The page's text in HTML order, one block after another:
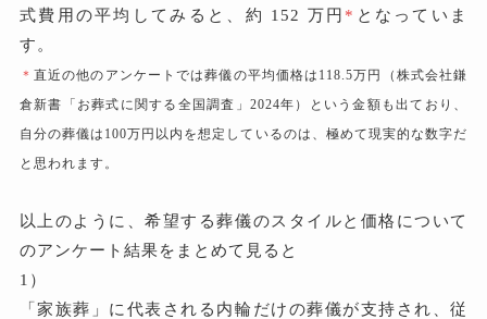
式費用の平均してみると、約 152 万円 * となっていま
す。
＊直近の他のアンケートでは葬儀の平均価格は118.5万円（株式会社鎌
倉新書「お葬式に関する全国調査」2024年）という金額も出ており、
自分の葬儀は100万円以内を想定しているのは、極めて現実的な数字だ
と思われます。
以上のように、希望する葬儀のスタイルと価格について
のアンケート結果をまとめて見ると
1）
「家族葬」に代表される内輪だけの葬儀が支持され、従